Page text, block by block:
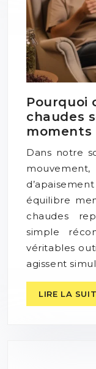
Pourquoi
chaudes
moments
Dans notre
équilibre
chaudes
simple
véritables
agissent
LIRE LA